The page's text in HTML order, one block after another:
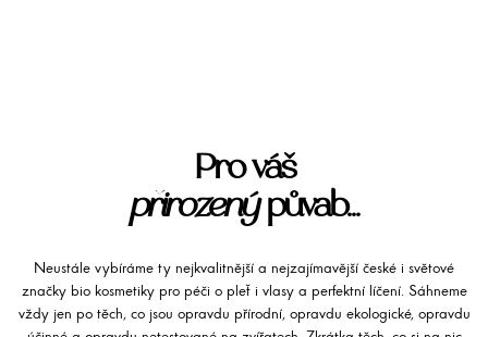
Pro váš
přirozenýpůvab...
Neustále vybíráme ty nejkvalitnější a nejzajímavější české i světové
značky bio kosmetiky pro péči o pleť i vlasy a perfektní líčení. Sáhneme
vždy jen po těch, co jsou opravdu přírodní, opravdu ekologické, opravdu